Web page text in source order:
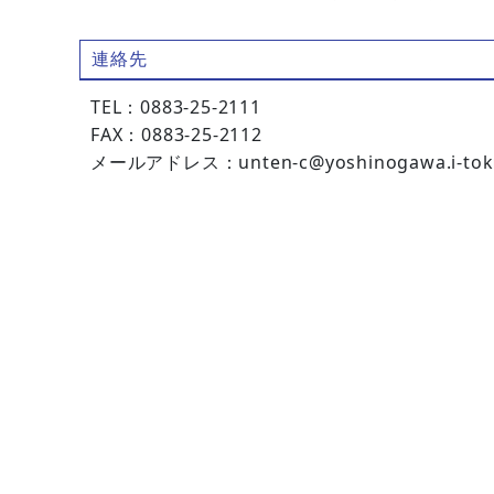
連絡先
TEL：0883-25-2111
FAX：0883-25-2112
メールアドレス：unten-c@yoshinogawa.i-